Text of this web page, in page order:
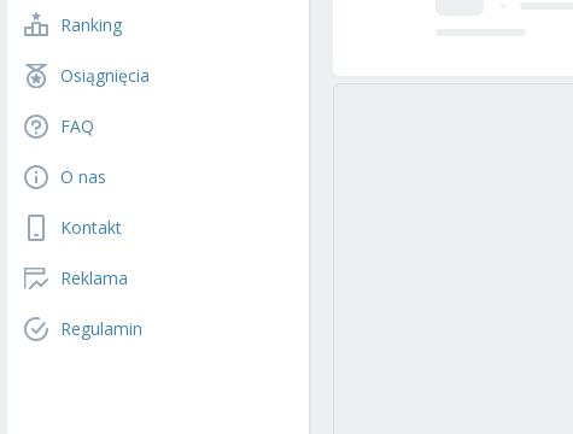
Ranking
Osiągnięcia
FAQ
O nas
Kontakt
Reklama
Regulamin